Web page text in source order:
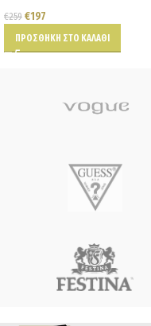
€259 €197
ΠΡΟΣΘΉΚΗ ΣΤΟ ΚΑΛΆΘΙ